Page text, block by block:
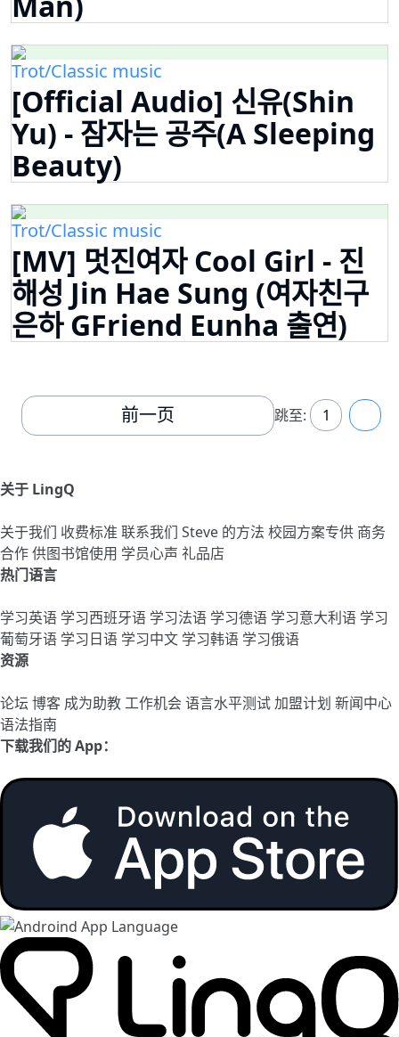
Trot/Classic music
[Official Audio] 신유(Shin
Yu) - 잠자는 공주(A Sleeping
Beauty)
Trot/Classic music
[MV] 멋진여자 Cool Girl - 진
해성 Jin Hae Sung (여자친구
은하 GFriend Eunha 출연)
前一页 跳至: 1
关于 LingQ
关于我们 收费标准 联系我们 Steve 的方法 校园方案专供 商务
合作供图书馆使用 学员心声 礼品店
热门语言
学习英语 学习西班牙语 学习法语 学习德语 学习意大利语 学习
葡萄牙语 学习日语 学习中文 学习韩语 学习俄语
资源
论坛 博客 成为助教工作机会语言水平测试加盟计划 新闻中心
语法指南
下载我们的 App：